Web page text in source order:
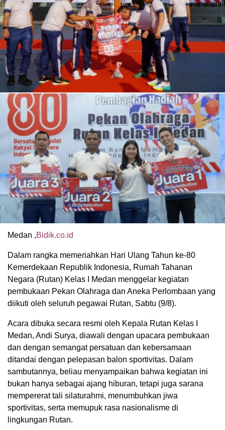
Medan ,Bidik.co.id
Dalam rangka memeriahkan Hari Ulang Tahun ke-80
Kemerdekaan Republik Indonesia, Rumah Tahanan
Negara (Rutan) Kelas I Medan menggelar kegiatan
pembukaan Pekan Olahraga dan Aneka Perlombaan yang
diikuti oleh seluruh pegawai Rutan, Sabtu (9/8).
Acara dibuka secara resmi oleh Kepala Rutan Kelas I
Medan, Andi Surya, diawali dengan upacara pembukaan
dan dengan semangat persatuan dan kebersamaan
ditandai dengan pelepasan balon sportivitas. Dalam
sambutannya, beliau menyampaikan bahwa kegiatan ini
bukan hanya sebagai ajang hiburan, tetapi juga sarana
mempererat tali silaturahmi, menumbuhkan jiwa
sportivitas, serta memupuk rasa nasionalisme di
lingkungan Rutan.